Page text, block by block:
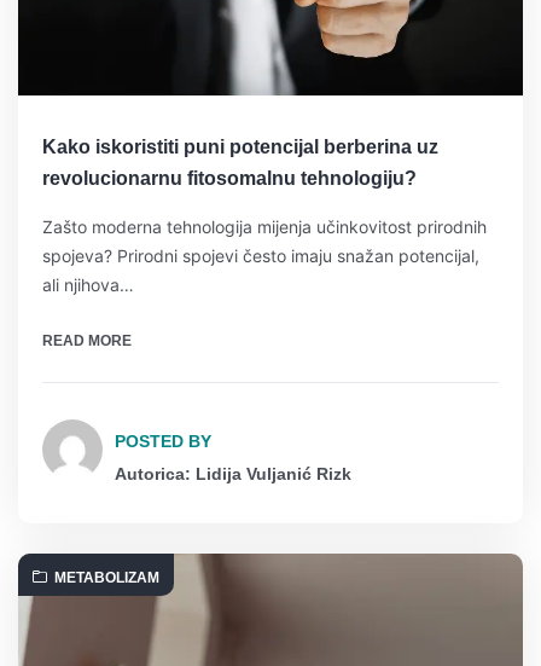
Kako iskoristiti puni potencijal berberina uz
revolucionarnu fitosomalnu tehnologiju?
Zašto moderna tehnologija mijenja učinkovitost prirodnih
spojeva? Prirodni spojevi često imaju snažan potencijal,
ali njihova…
READ MORE
POSTED BY
Autorica: Lidija Vuljanić Rizk
METABOLIZAM